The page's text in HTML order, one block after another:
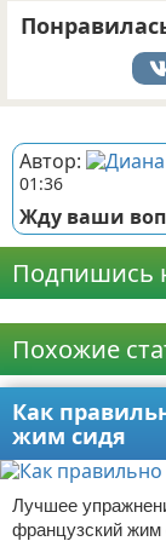
Автор:
01:36
Жду ваши
Подпишись
Похожие
Как
жим сидя
Лучшее
французский жим